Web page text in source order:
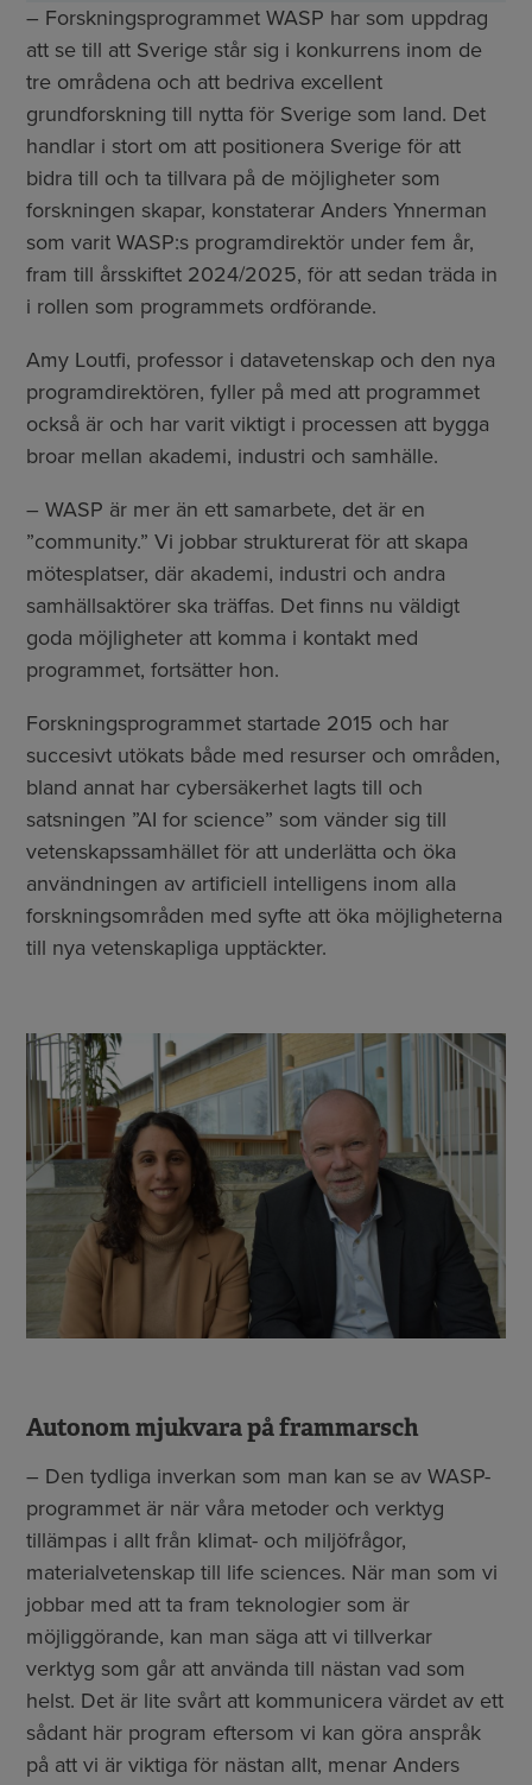
– Forskningsprogrammet WASP har som uppdrag
att se till att Sverige står sig i konkurrens inom de
tre områdena och att bedriva excellent
grundforskning till nytta för Sverige som land. Det
handlar i stort om att positionera Sverige för att
bidra till och ta tillvara på de möjligheter som
forskningen skapar, konstaterar Anders Ynnerman
som varit WASP:s programdirektör under fem år,
fram till årsskiftet 2024/2025, för att sedan träda in
i rollen som programmets ordförande.
Amy Loutfi, professor i datavetenskap och den nya
programdirektören, fyller på med att programmet
också är och har varit viktigt i processen att bygga
broar mellan akademi, industri och samhälle.
– WASP är mer än ett samarbete, det är en
”community.” Vi jobbar strukturerat för att skapa
mötesplatser, där akademi, industri och andra
samhällsaktörer ska träffas. Det finns nu väldigt
goda möjligheter att komma i kontakt med
programmet, fortsätter hon.
Forskningsprogrammet startade 2015 och har
succesivt utökats både med resurser och områden,
bland annat har cybersäkerhet lagts till och
satsningen ”AI for science” som vänder sig till
vetenskapssamhället för att underlätta och öka
användningen av artificiell intelligens inom alla
forskningsområden med syfte att öka möjligheterna
till nya vetenskapliga upptäckter.
Autonom mjukvara på frammarsch
– Den tydliga inverkan som man kan se av WASP-
programmet är när våra metoder och verktyg
tillämpas i allt från klimat- och miljöfrågor,
materialvetenskap till life sciences. När man som vi
jobbar med att ta fram teknologier som är
möjliggörande, kan man säga att vi tillverkar
verktyg som går att använda till nästan vad som
helst. Det är lite svårt att kommunicera värdet av ett
sådant här program eftersom vi kan göra anspråk
på att vi är viktiga för nästan allt, menar Anders